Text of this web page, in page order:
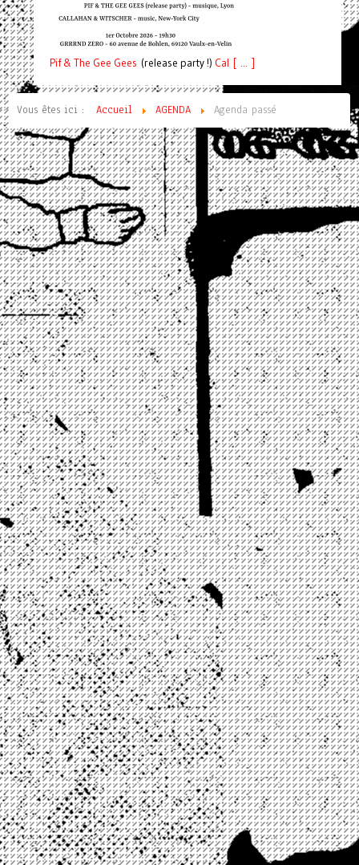
Pif& The Gee Gees (release party !) Cal [ ... ]
Vous êtes ici : Accueil AGENDA Agenda passé